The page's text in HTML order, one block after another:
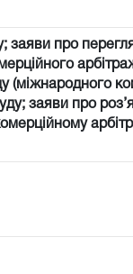
заяви про
(міжнародного
заяви про